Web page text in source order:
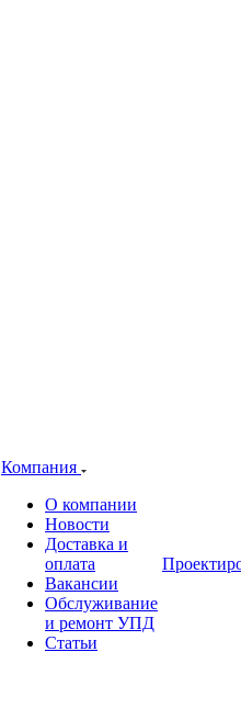
Компания
О компании
Новости
Доставка и
оплата
Вакансии
Обслуживание
и ремонт УПД
Статьи